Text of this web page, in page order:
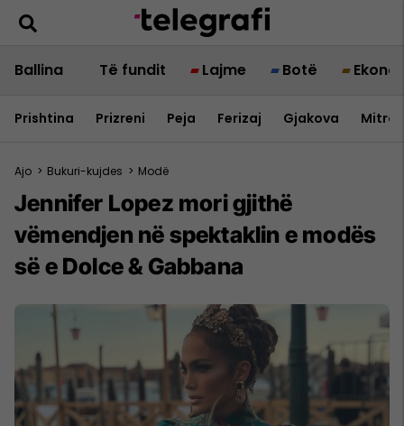
Ballina Të fundit Lajme Botë
Prishtina Prizreni Peja Ferizaj Gjakova
Ajo > Bukuri-kujdes > Modë
Jennifer Lopez mori gjithë
vëmendjen në spektaklin e modës
së e Dolce & Gabbana